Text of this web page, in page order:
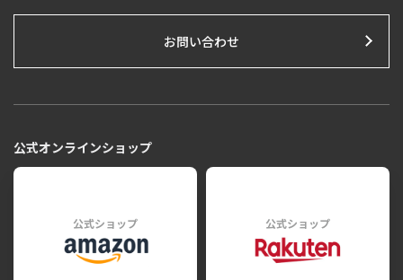
お問い合わせ
公式オンラインショップ
公式ショップ 公式ショップ